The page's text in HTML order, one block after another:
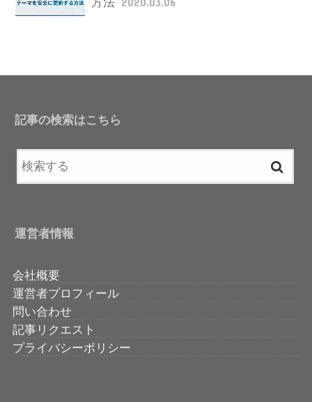
記事の検索はこちら
運営者情報
会社概要
運営者プロフィール
問い合わせ
記事リクエスト
プライバシーポリシー